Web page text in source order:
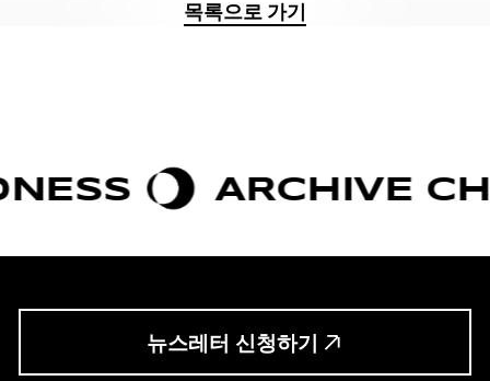
목록으로 가기
ARCHIVE CHIC
뉴스레터 신청하기